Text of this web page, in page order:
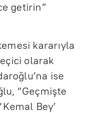
getirin”
kararıyla
olarak
ise
“Geçmişte
Bey’